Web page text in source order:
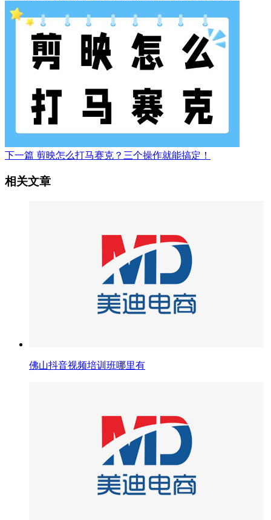
下一篇 剪映怎么打马赛克？三个操作就能搞定！
相关文章
佛山抖音视频培训班哪里有